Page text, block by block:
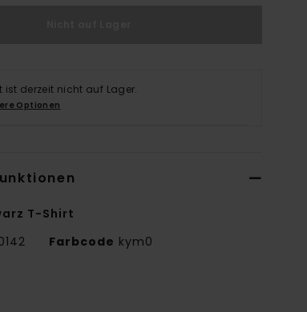
ist derzeit nicht auf Lager.
Optionen
T-Shirt
Farbcode kym0